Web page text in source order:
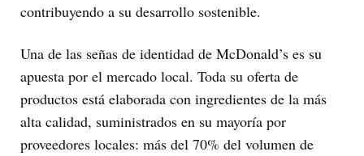
contribuyendo a su desarrollo sostenible.
Una de las señas de identidad de McDonald’s es su
apuesta por el mercado local. Toda su oferta de
productos está elaborada con ingredientes de la más
alta calidad, suministrados en su mayoría por
proveedores locales: más del 70% del volumen de